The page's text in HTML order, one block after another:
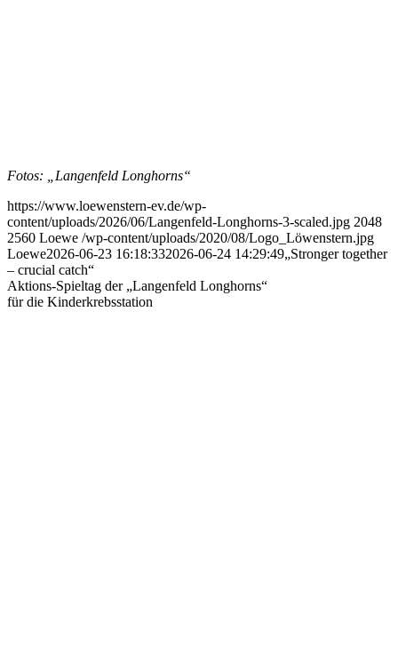
Fotos: „Langenfeld Longhorns“
https://www.loewenstern-ev.de/wp-
content/uploads/2026/06/Langenfeld-Longhorns-3-scaled.jpg 2048
2560 Loewe /wp-content/uploads/2020/08/Logo_Löwenstern.jpg
Loewe2026-06-23 16:18:332026-06-24 14:29:49„Stronger together
– crucial catch“
Aktions-Spieltag der „Langenfeld Longhorns“
für die Kinderkrebsstation